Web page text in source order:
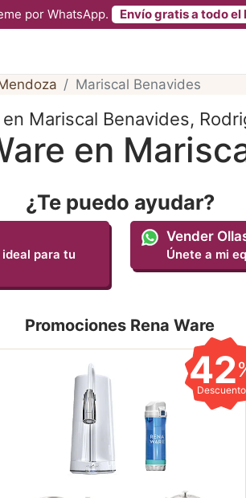
por WhatsApp. Envío gratis a todo el
Mariscal Benavides
Mariscal Benavides,
en
¿Te puedo ayudar?
para tu
Vender
Únete a mi
Promociones Rena Ware
42
Descuento